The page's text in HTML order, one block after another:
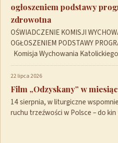
ogłoszeniem podstawy
zdrowotna
OŚWIADCZENIE KOMISJI
OGŁOSZENIEM PODSTAWY
Komisja Wychowania
22 lipca 2026
Film „Odzyskany” w
14 sierpnia, w liturgiczne
ruchu trzeźwości w Polsce – do